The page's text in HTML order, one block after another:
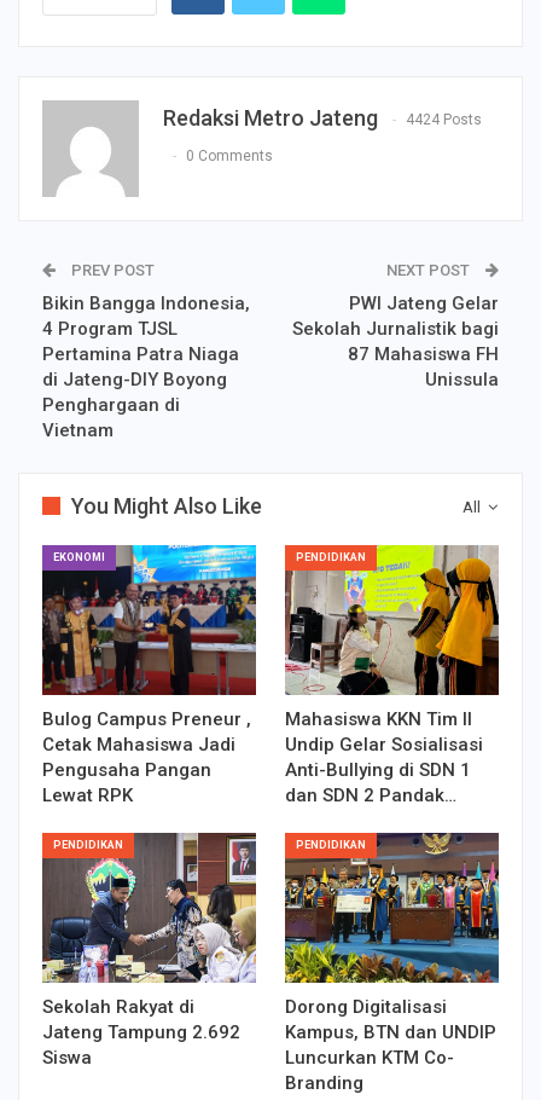
Redaksi Metro Jateng 4424 Posts
0 Comments
PREV POST
Bikin Bangga Indonesia,
4 Program TJSL
Pertamina Patra Niaga
di Jateng-DIY Boyong
Penghargaan di
Vietnam
NEXT POST
PWI Jateng Gelar
Sekolah Jurnalistik bagi
87 Mahasiswa FH
Unissula
All
You Might Also Like
EKONOMI
Bulog Campus Preneur ,
Cetak Mahasiswa Jadi
Pengusaha Pangan
Lewat RPK
PENDIDIKAN
Mahasiswa KKN Tim II
Undip Gelar Sosialisasi
Anti-Bullying di SDN 1
dan SDN 2 Pandak…
PENDIDIKAN
Sekolah Rakyat di
Jateng Tampung 2.692
Siswa
PENDIDIKAN
Dorong Digitalisasi
Kampus, BTN dan UNDIP
Luncurkan KTM Co-
Branding